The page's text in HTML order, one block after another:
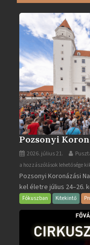
bejegyzéshez
Pozsonyi
2026. július 21.
Pozsonyi
Koronázási
Napok
bejegyzéshez
a hozzászólások lehetősége
Pozsonyi Koronázási
kel életre július 24–26.
Fókuszban Kitekintő